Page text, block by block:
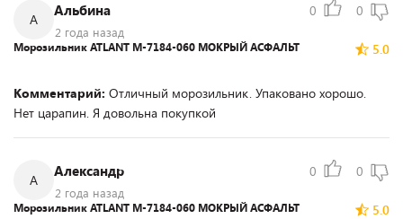
А
Альбина
2 года назад
0 0
5.0
Морозильник ATLANT М-7184-060 МОКРЫЙ АСФАЛЬТ
Комментарий: Отличный морозильник. Упаковано хорошо.
Нет царапин. Я довольна покупкой
А
Александр
2 года назад
0 0
5.0
Морозильник ATLANT М-7184-060 МОКРЫЙ АСФАЛЬТ